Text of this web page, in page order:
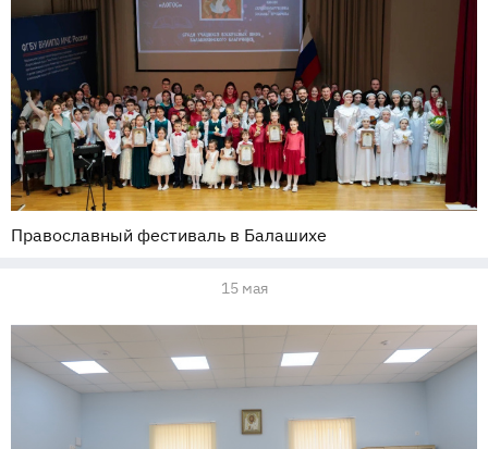
Православный фестиваль в Балашихе
15 мая